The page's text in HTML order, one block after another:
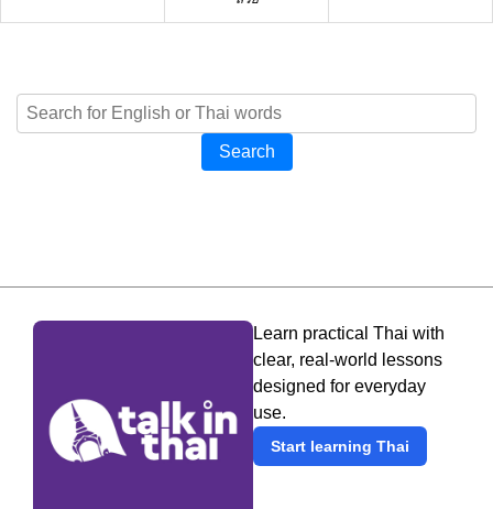
Search
Learn practical Thai with
clear, real-world lessons
designed for everyday
use.
Start learning Thai